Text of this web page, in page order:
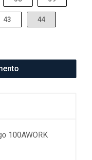
43 44
100AWORK